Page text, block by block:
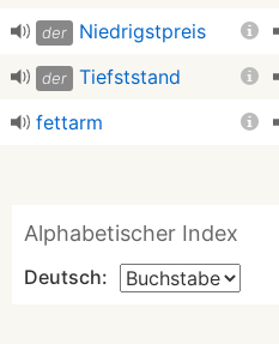
der Niedrigstpreis
der Tiefststand
fettarm
Alphabetischer Index
Deutsch: